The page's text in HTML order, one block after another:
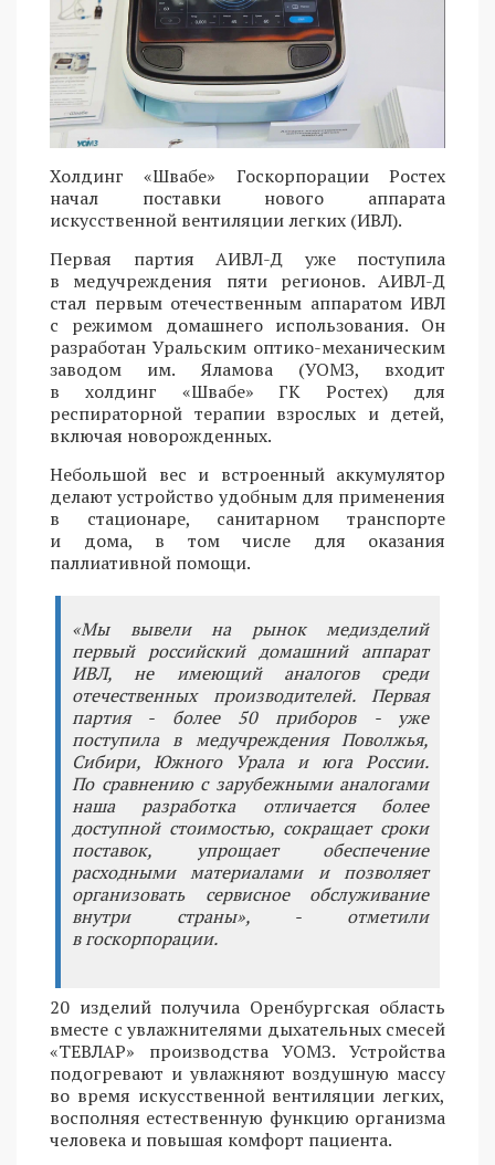
Холдинг «Швабе» Госкорпорации Ростех
начал поставки нового аппарата
искусственной вентиляции легких (ИВЛ).
Первая партия АИВЛ-Д уже поступила
в медучреждения пяти регионов. АИВЛ-Д
стал первым отечественным аппаратом ИВЛ
с режимом домашнего использования. Он
разработан Уральским оптико-механическим
заводом им. Яламова (УОМЗ, входит
в холдинг «Швабе» ГК Ростех) для
респираторной терапии взрослых и детей,
включая новорожденных.
Небольшой вес и встроенный аккумулятор
делают устройство удобным для применения
в стационаре, санитарном транспорте
и дома, в том числе для оказания
паллиативной помощи.
«Мы вывели на рынок медизделий
первый российский домашний аппарат
ИВЛ, не имеющий аналогов среди
отечественных производителей. Первая
партия - более 50 приборов - уже
поступила в медучреждения Поволжья,
Сибири, Южного Урала и юга России.
По сравнению с зарубежными аналогами
наша разработка отличается более
доступной стоимостью, сокращает сроки
поставок, упрощает обеспечение
расходными материалами и позволяет
организовать сервисное обслуживание
внутри страны», - отметили
в госкорпорации.
20 изделий получила Оренбургская область
вместе с увлажнителями дыхательных смесей
«ТЕВЛАР» производства УОМЗ. Устройства
подогревают и увлажняют воздушную массу
во время искусственной вентиляции легких,
восполняя естественную функцию организма
человека и повышая комфорт пациента.